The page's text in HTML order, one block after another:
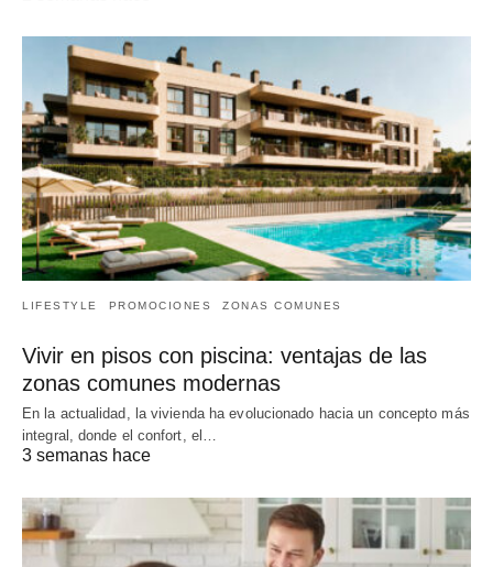
LIFESTYLE PROMOCIONES ZONAS COMUNES
Vivir en pisos con piscina: ventajas de las
zonas comunes modernas
En la actualidad, la vivienda ha evolucionado hacia un concepto más
integral, donde el confort, el…
3 semanas hace